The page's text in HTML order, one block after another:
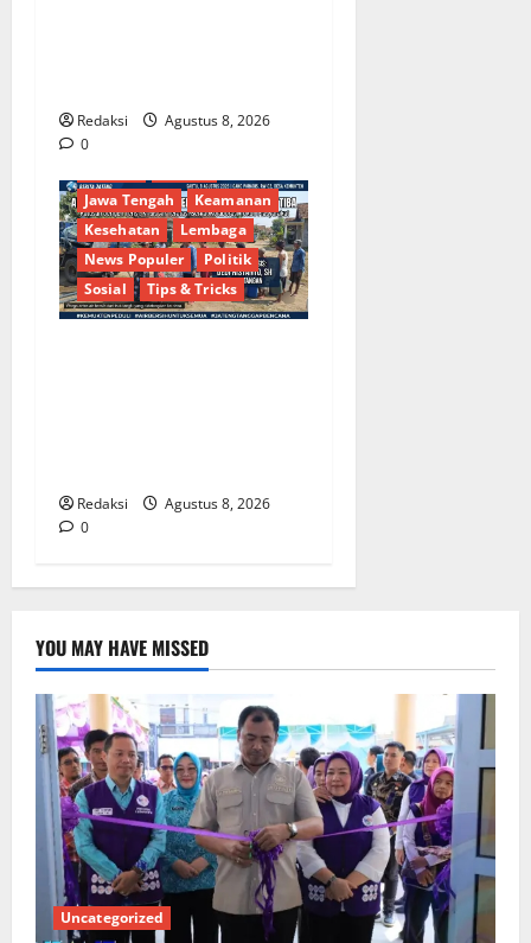
Redaksi
Agustus 8, 2026
0Berita Terkini
Jawa Tengah
Keamanan
Kesehatan
Lembaga
News Populer
Politik
Sosial
Tips & Tricks
Redaksi
Agustus 8, 2026
0
YOU MAY HAVE MISSED
Uncategorized